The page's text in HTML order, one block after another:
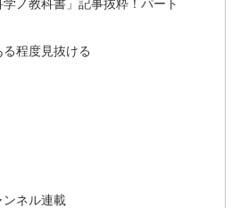
学ノ教科書」記事抜粋！パート
程度見抜ける
ネル連載